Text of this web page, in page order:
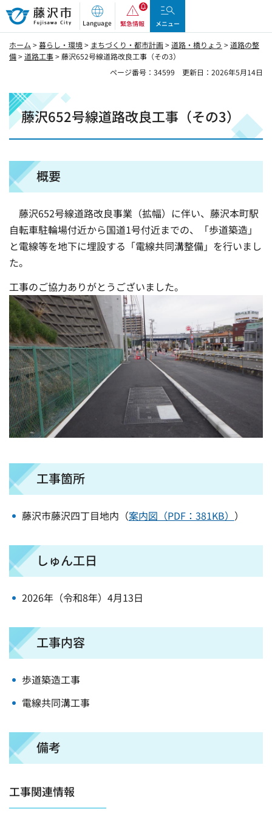
藤沢市
Language 緊急情報 メニュー
ホーム >暮らし・環境> まちづくり・都市計画>道路・橋りょう >道路の整
備>道路工事> 藤沢652号線道路改良工事（その3）
ページ番号：34599
更新日：2026年5月14日
藤沢652号線道路改良工事（その3）
概要
藤沢652号線道路改良事業（拡幅）に伴い、藤沢本町駅
自転車駐輪場付近から国道1号付近までの、「歩道築造」
と電線等を地下に埋設する「電線共同溝整備」を行いまし
た。
工事のご協力ありがとうございました。
工事箇所
藤沢市藤沢四丁目地内（案内図（PDF：381KB） ）
しゅん工日
2026年（令和8年）4月13日
工事内容
歩道築造工事
電線共同溝工事
備考
工事関連情報